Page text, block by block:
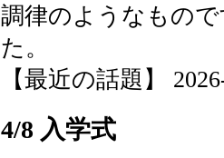
調律のようなもの
た。
【最近の話題】
4/8 入学式